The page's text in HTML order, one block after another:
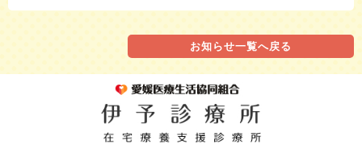
お知らせ一覧へ戻る